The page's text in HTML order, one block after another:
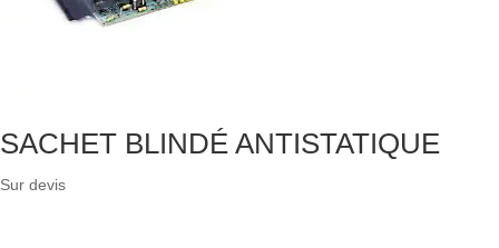
SACHET BLINDÉ ANTISTATIQUE
Sur devis